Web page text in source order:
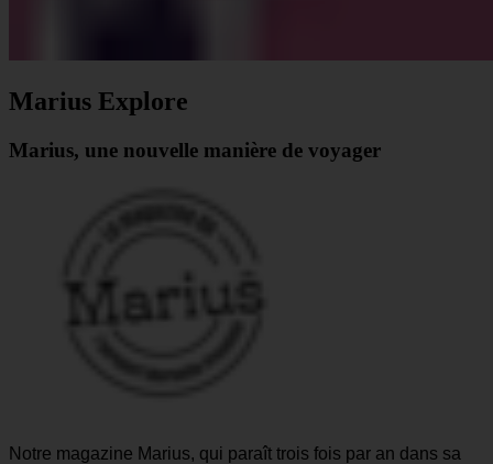
Marius Explore
Marius, une nouvelle manière de voyager
Notre magazine Marius, qui paraît trois fois par an dans sa